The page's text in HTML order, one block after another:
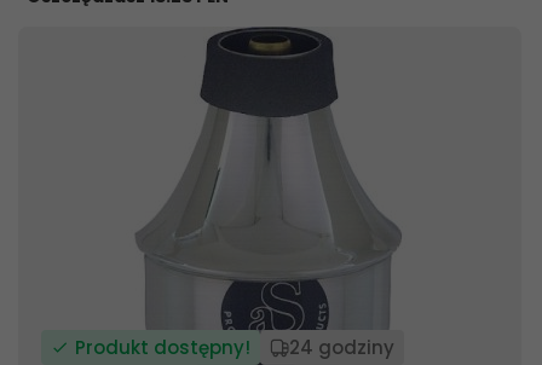
Produkt dostępny! 24 godziny